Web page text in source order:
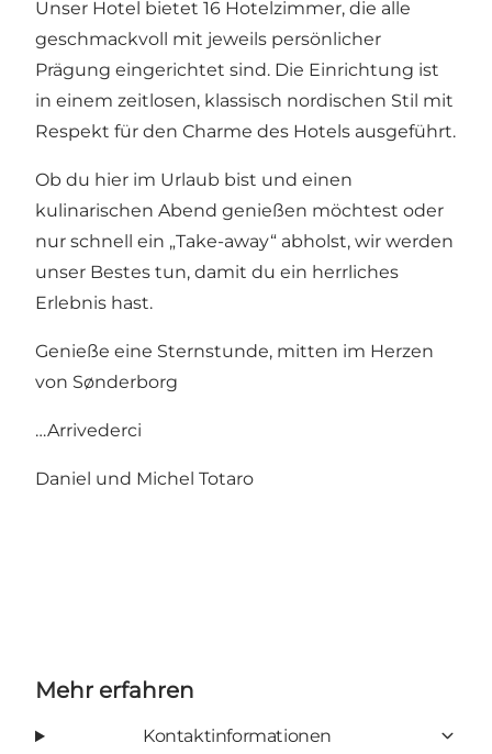
Unser Hotel bietet 16 Hotelzimmer, die alle
geschmackvoll mit jeweils persönlicher
Prägung eingerichtet sind. Die Einrichtung ist
in einem zeitlosen, klassisch nordischen Stil mit
Respekt für den Charme des Hotels ausgeführt.
Ob du hier im Urlaub bist und einen
kulinarischen Abend genießen möchtest oder
nur schnell ein „Take-away“ abholst, wir werden
unser Bestes tun, damit du ein herrliches
Erlebnis hast.
Genieße eine Sternstunde, mitten im Herzen
von Sønderborg
…Arrivederci
Daniel und Michel Totaro
Mehr erfahren
Kontaktinformationen